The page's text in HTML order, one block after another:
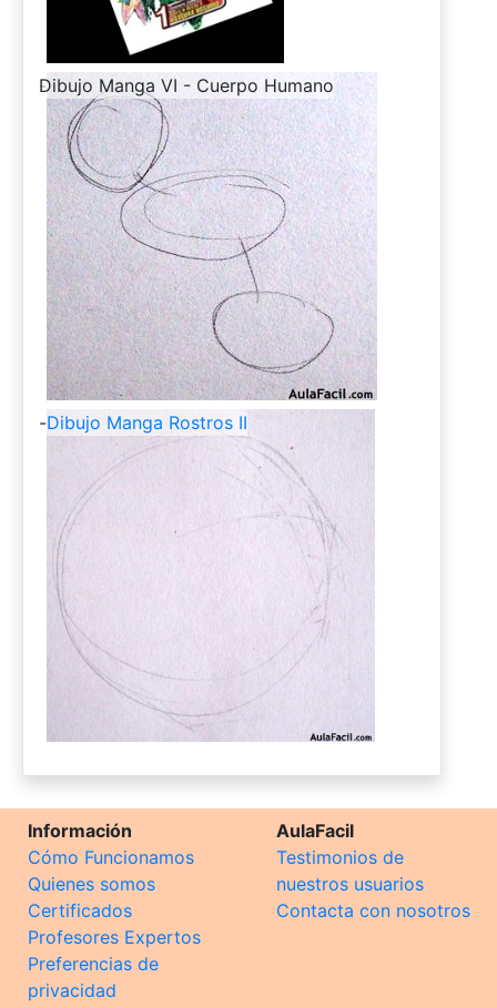
-
Dibujo Manga VI - Cuerpo Humano
-Dibujo Manga Rostros II
Información
Cómo Funcionamos
Quienes somos
Certificados
Profesores Expertos
Preferencias de
privacidad
AulaFacil
Testimonios de
nuestros usuarios
Contacta con nosotros